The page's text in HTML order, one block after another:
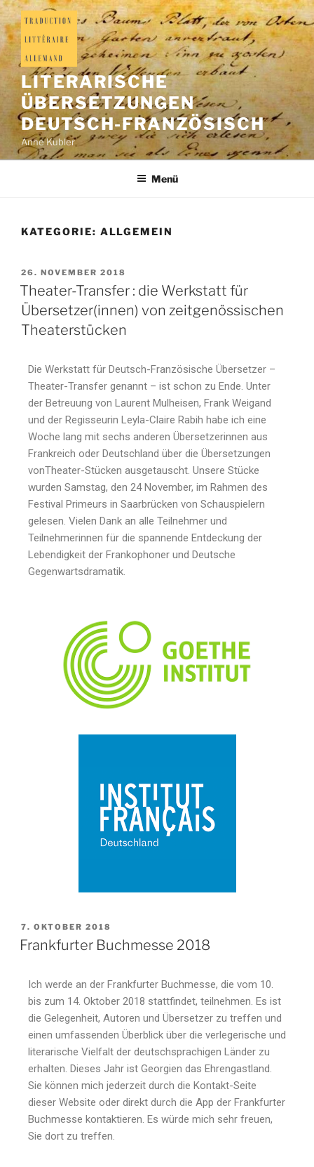
LITERARISCHE
ÜBERSETZUNGEN
DEUTSCH-FRANZÖSISCH
Anne Kubler
Menü
KATEGORIE: ALLGEMEIN
26. NOVEMBER 2018
Theater-Transfer : die Werkstatt für
Übersetzer(innen) von zeitgenössischen
Theaterstücken
Die Werkstatt für Deutsch-Französische Übersetzer –
Theater-Transfer genannt – ist schon zu Ende. Unter
der Betreuung von Laurent Mulheisen, Frank Weigand
und der Regisseurin Leyla-Claire Rabih habe ich eine
Woche lang mit sechs anderen Übersetzerinnen aus
Frankreich oder Deutschland über die Übersetzungen
vonTheater-Stücken ausgetauscht. Unsere Stücke
wurden Samstag, den 24 November, im Rahmen des
Festival Primeurs in Saarbrücken von Schauspielern
gelesen. Vielen Dank an alle Teilnehmer und
Teilnehmerinnen für die spannende Entdeckung der
Lebendigkeit der Frankophoner und Deutsche
Gegenwartsdramatik.
7. OKTOBER 2018
Frankfurter Buchmesse 2018
Ich werde an der Frankfurter Buchmesse, die vom 10.
bis zum 14. Oktober 2018 stattfindet, teilnehmen. Es ist
die Gelegenheit, Autoren und Übersetzer zu treffen und
einen umfassenden Überblick über die verlegerische und
literarische Vielfalt der deutschsprachigen Länder zu
erhalten. Dieses Jahr ist Georgien das Ehrengastland.
Sie können mich jederzeit durch die Kontakt-Seite
dieser Website oder direkt durch die App der Frankfurter
Buchmesse kontaktieren. Es würde mich sehr freuen,
Sie dort zu treffen.